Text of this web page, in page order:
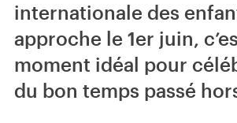
internationale des
approche le 1er juin,
moment idéal pour
du bon temps passé